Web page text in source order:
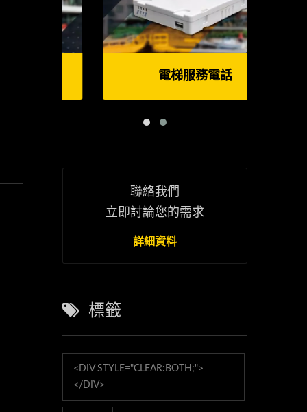
電梯服務電話
聯絡我們
立即討論您的需求
詳細資料
標籤
<DIV STYLE="CLEAR:BOTH;">
</DIV>